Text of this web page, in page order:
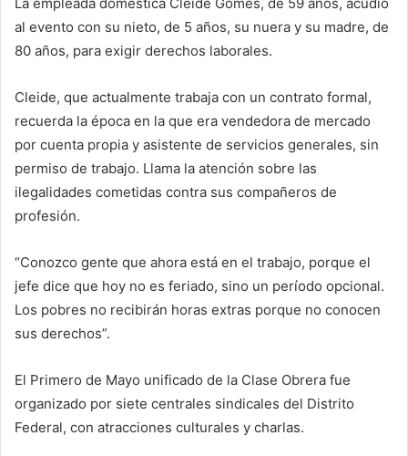
al evento con su nieto, de 5 años, su nuera y su madre, de
80 años, para exigir derechos laborales.
Cleide, que actualmente trabaja con un contrato formal,
recuerda la época en la que era vendedora de mercado
por cuenta propia y asistente de servicios generales, sin
permiso de trabajo. Llama la atención sobre las
ilegalidades cometidas contra sus compañeros de
profesión.
“Conozco gente que ahora está en el trabajo, porque el
jefe dice que hoy no es feriado, sino un período opcional.
Los pobres no recibirán horas extras porque no conocen
sus derechos”.
El Primero de Mayo unificado de la Clase Obrera fue
organizado por siete centrales sindicales del Distrito
Federal, con atracciones culturales y charlas.